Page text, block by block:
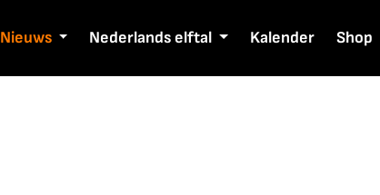
Nieuws Nederlands elftal Kalender Shop